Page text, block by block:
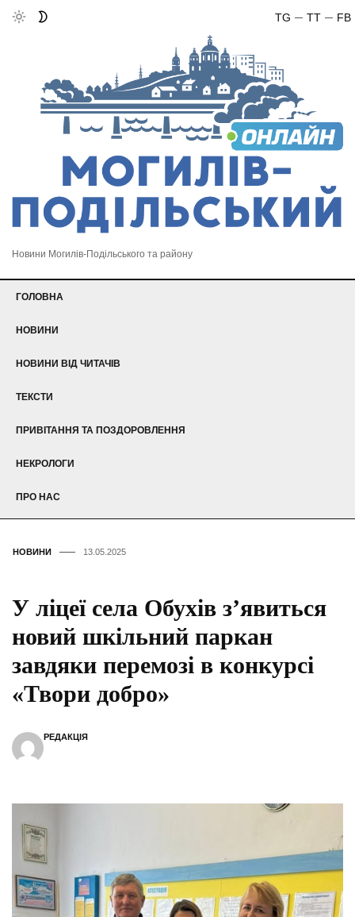
FB
TT
TG
Новини Могилів-Подільського та району
ГОЛОВНА
НОВИНИ
НОВИНИ ВІД ЧИТАЧІВ
ТЕКСТИ
ПРИВІТАННЯ ТА ПОЗДОРОВЛЕННЯ
НЕКРОЛОГИ
ПРО НАС
НОВИНИ 13.05.2025
У ліцеї села Обухів зʼявиться
новий шкільний паркан
завдяки перемозі в конкурсі
«Твори добро»
РЕДАКЦІЯ